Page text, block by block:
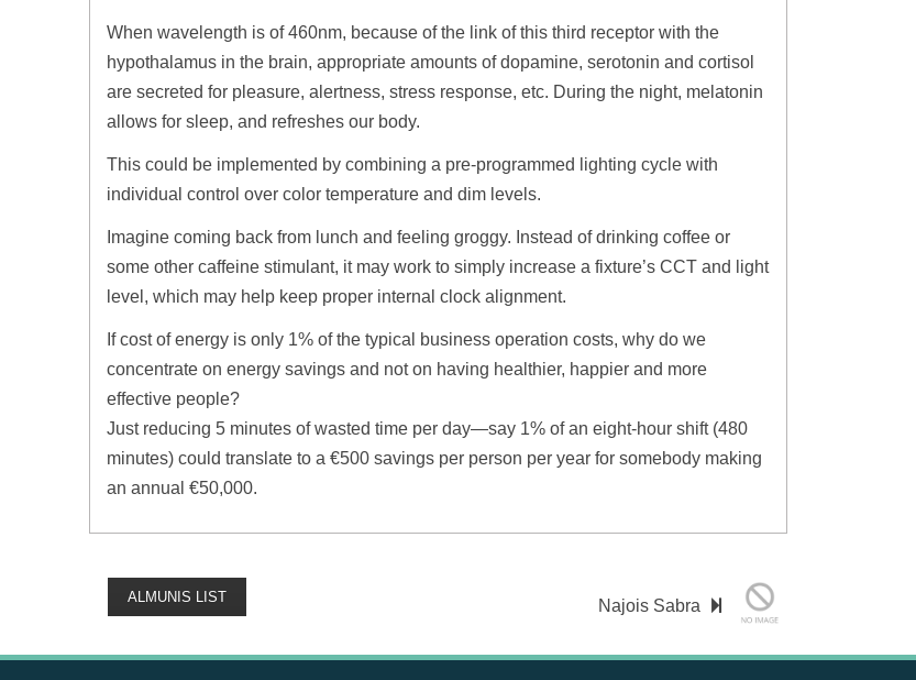
When wavelength is of 460nm, because of the link of this third receptor with the
hypothalamus in the brain, appropriate amounts of dopamine, serotonin and cortisol
are secreted for pleasure, alertness, stress response, etc. During the night, melatonin
allows for sleep, and refreshes our body.
This could be implemented by combining a pre-programmed lighting cycle with
individual control over color temperature and dim levels.
Imagine coming back from lunch and feeling groggy. Instead of drinking coffee or
some other caffeine stimulant, it may work to simply increase a fixture’s CCT and light
level, which may help keep proper internal clock alignment.
If cost of energy is only 1% of the typical business operation costs, why do we
concentrate on energy savings and not on having healthier, happier and more
effective people?
Just reducing 5 minutes of wasted time per day—say 1% of an eight-hour shift (480
minutes) could translate to a €500 savings per person per year for somebody making
an annual €50,000.
ALMUNIS LIST Najois Sabra